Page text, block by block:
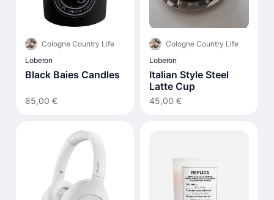
Cologne Country Life
Loberon
Black Baies Candles
85,00 €
Cologne Country Life
Loberon
Italian Style Steel
Latte Cup
45,00 €